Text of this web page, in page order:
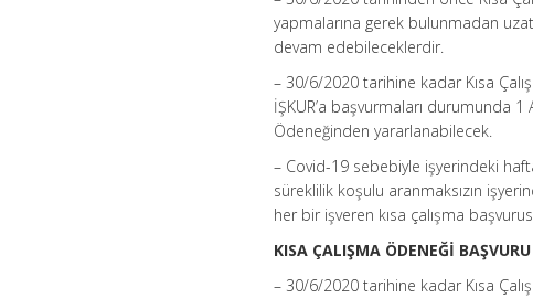
yapmalarına gerek bulunmadan
devam edebileceklerdir.
– 30/6/2020 tarihine kadar Kısa
İŞKUR’a başvurmaları durumunda
Ödeneğinden yararlanabilecek.
– Covid-19 sebebiyle işyerindeki
süreklilik koşulu aranmaksızın
her bir işveren kısa çalışma
KISA ÇALIŞMA ÖDENEĞİ
– 30/6/2020 tarihine kadar Kısa